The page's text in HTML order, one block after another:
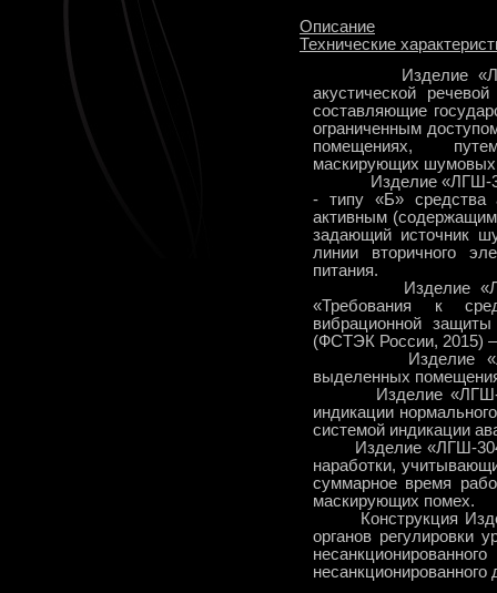
Описание
Технические
Изделие «ЛГШ-
акустической
составляющие
ограниченным
помещениях,
маскирующих
Изделие «ЛГШ-
- типу «Б» средства
активным
задающий источник
линии вторичного
питания.
Изделие «ЛГШ-
«Требования к
вибрационной
(ФСТЭК России, 2015)
Изделие «ЛГШ-
выделенных
Изделие «ЛГШ-
индикации
системой индикации
Изделие «ЛГШ-304»
наработки,
суммарное время
маскирующих помех.
Конструкция
органов регулировки
несанкционированного